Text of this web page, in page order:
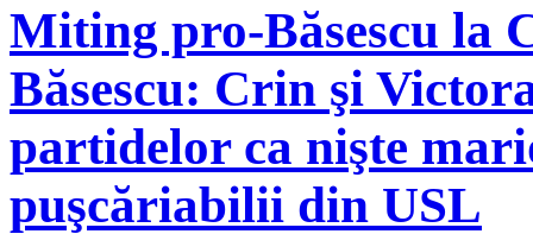
Miting pro-Băsescu la
Băsescu: Crin şi
partidelor ca nişte
puşcăriabilii din USL